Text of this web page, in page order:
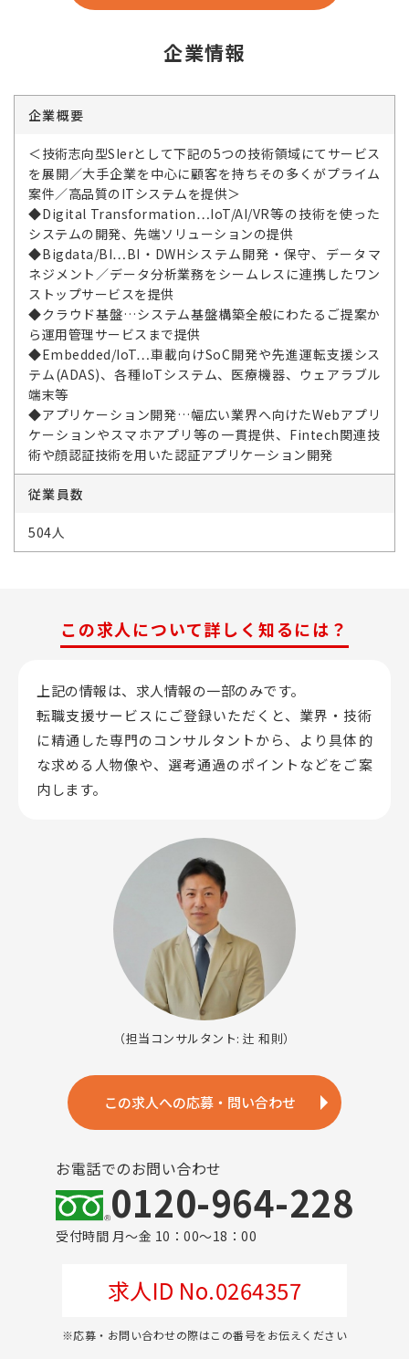
企業情報
企業概要
＜技術志向型SIerとして下記の5つの技術領域にてサービス
を展開／大手企業を中心に顧客を持ちその多くがプライム
案件／高品質のITシステムを提供＞
◆Digital Transformation…IoT/AI/VR等の技術を使った
システムの開発、先端ソリューションの提供
◆Bigdata/BI…BI・DWHシステム開発・保守、データマ
ネジメント／データ分析業務をシームレスに連携したワン
ストップサービスを提供
◆クラウド基盤…システム基盤構築全般にわたるご提案か
ら運用管理サービスまで提供
◆Embedded/IoT…車載向けSoC開発や先進運転支援シス
テム(ADAS)、各種IoTシステム、医療機器、ウェアラブル
端末等
◆アプリケーション開発…幅広い業界へ向けたWebアプリ
ケーションやスマホアプリ等の一貫提供、Fintech関連技
術や顔認証技術を用いた認証アプリケーション開発
従業員数
504人
この求人について詳しく知るには？
上記の情報は、求人情報の一部のみです。
転職支援サービスにご登録いただくと、業界・技術
に精通した専門のコンサルタントから、 より具体的
な求める人物像や、選考通過のポイントなどをご案
内します。
（担当コンサルタント: 辻 和則）
この求人への応募・問い合わせ
お電話でのお問い合わせ
0120-964-228
受付時間 月～金 10：00～18：00
求人ID No.0264357
※応募・お問い合わせの際はこの番号をお伝えください